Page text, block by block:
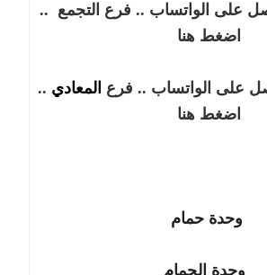
على الواتساب .. فرع التجمع ..
اضغط هنا
على الواتساب .. فرع المعادي ..
اضغط هنا
وحدة حمام
وحدة الحمام